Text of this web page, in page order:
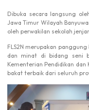
Dibuka secara langsung
Jawa Timur Wilayah
oleh perwakilan sekolah
FLS2N merupakan
dan minat di bidang seni
Kementerian Pendidikan dan
bakat terbaik dari seluruh